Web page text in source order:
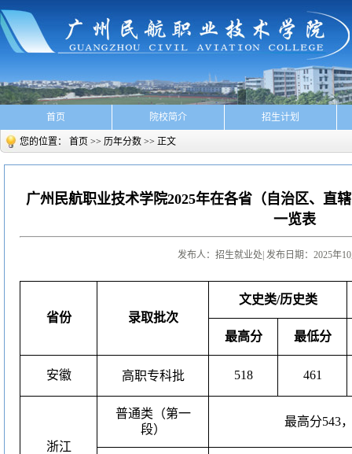
首页 院校简介 招生计划
您的位置： 首页 >> 历年分数 >> 正文
广州民航职业技术学院2025年在各省（自治区、直
一览表
发布人：招生就业处 | 发布日期：2025年
省份 录取批次
文史类/历史类
最高分 最低分
安徽 高职专科批 518 461
浙江
普通类（第一
段）
最高分543